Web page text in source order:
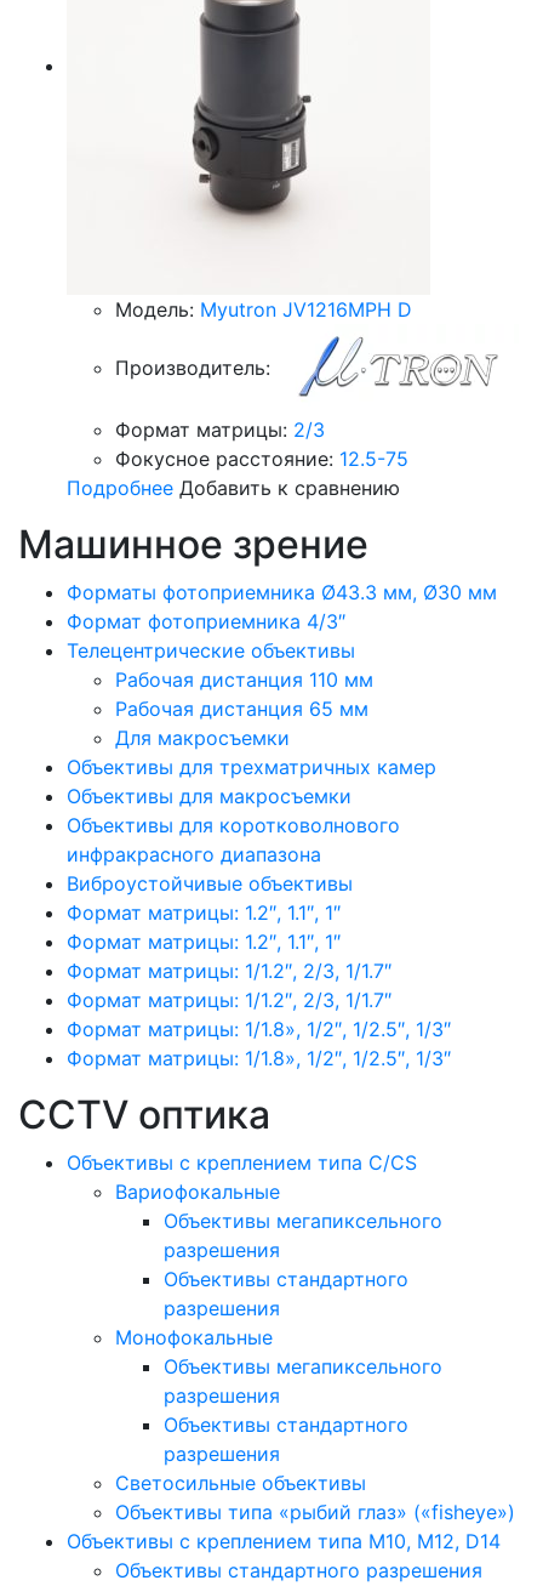
Модель: Myutron JV1216MPH D
Производитель:
Формат матрицы: 2/3
Фокусное расстояние: 12.5-75
Подробнее Добавить к сравнению
Машинное зрение
Форматы фотоприемника Ø43.3 мм, Ø30 мм
Формат фотоприемника 4/3″
Телецентрические объективы
Рабочая дистанция 110 мм
Рабочая дистанция 65 мм
Для макросъемки
Объективы для трехматричных камер
Объективы для макросъемки
Объективы для коротковолнового
инфракрасного диапазона
Виброустойчивые объективы
Формат матрицы: 1.2″, 1.1″, 1″
Формат матрицы: 1.2″, 1.1″, 1″
Формат матрицы: 1/1.2″, 2/3, 1/1.7″
Формат матрицы: 1/1.2″, 2/3, 1/1.7″
Формат матрицы: 1/1.8», 1/2″, 1/2.5″, 1/3″
Формат матрицы: 1/1.8», 1/2″, 1/2.5″, 1/3″
CCTV оптика
Объективы с креплением типа C/CS
Вариофокальные
Объективы мегапиксельного
разрешения
Объективы стандартного
разрешения
Монофокальные
Объективы мегапиксельного
разрешения
Объективы стандартного
разрешения
Светосильные объективы
Объективы типа «рыбий глаз» («fisheye»)
Объективы с креплением типа M10, M12, D14
Объективы стандартного разрешения